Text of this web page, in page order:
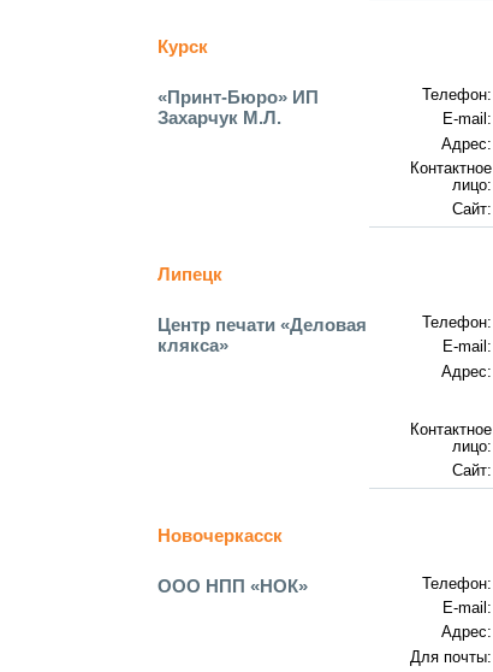
Курск
«Принт-Бюро» ИП
Захарчук М.Л.
Телефон:
E-mail:
Адрес:
Контактное
лицо:
Сайт:
Липецк
Центр печати «Деловая
клякса»
Телефон:
E-mail:
Адрес:
Контактное
лицо:
Сайт:
Новочеркасск
ООО НПП «НОК» Телефон:
E-mail:
Адрес:
Для почты: